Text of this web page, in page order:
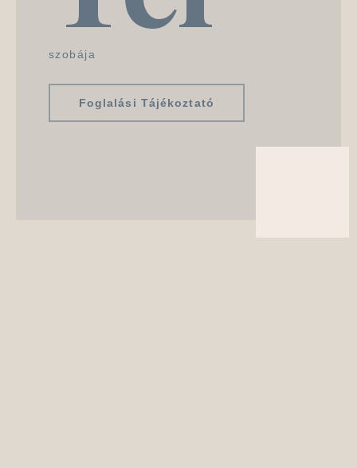
szobája
Foglalási Tájékoztató